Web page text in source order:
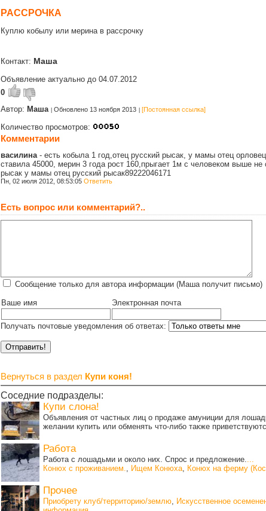
РАССРОЧКА
Куплю кобылу или мерина в рассрочку
Контакт: Маша
Объявление актуально до 04.07.2012
0
Автор: Маша Обновлено 13 ноября 2013 [Постоянная ссылка]
Количество просмотров:
Комментарии
василина - есть кобыла 1 год,отец русский рысак, у мамы отец
ставила 45000, мерин 3 года рост 160,прыгает 1м с человеком выше
рысак у мамы отец русский рысак89222046171
Пн, 02 июля 2012, 08:53:05 Ответить
Есть вопрос или комментарий?..
Сообщение только для автора информации (Маша получит письмо)
Ваше имя Электронная почта
Получать почтовые уведомления об ответах:
Вернуться в раздел Купи коня!
Соседние подразделы:
Купи слона!
Объявления от частных лиц о продаже амуниции для
желании купить или обменять что-либо также
Работа
Работа с лошадьми и около них. Спрос и предложение.
Конюх с проживанием.
Ищем Конюха Конюх на ферму
Прочее
Приобрету клуб/территорию/землю Искусственное